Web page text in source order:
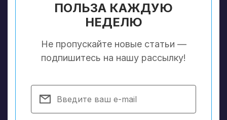
ПОЛЬЗА КАЖДУЮ
НЕДЕЛЮ
Не пропускайте новые статьи —
подпишитесь на нашу рассылку!